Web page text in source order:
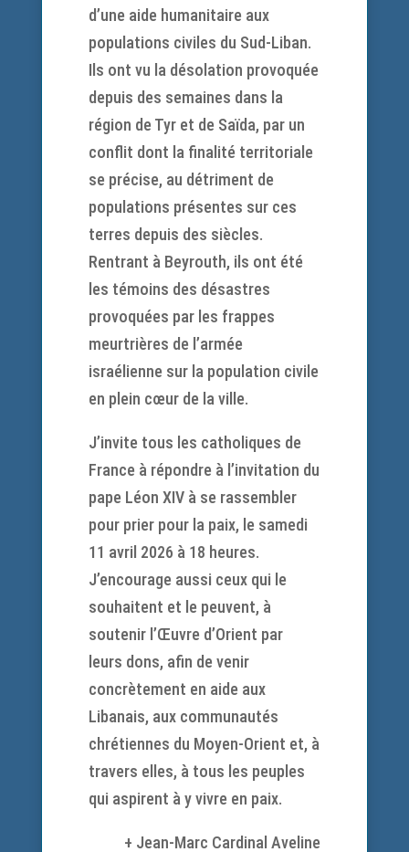
d’une aide humanitaire aux
populations civiles du Sud-Liban.
Ils ont vu la désolation provoquée
depuis des semaines dans la
région de Tyr et de Saïda, par un
conflit dont la finalité territoriale
se précise, au détriment de
populations présentes sur ces
terres depuis des siècles.
Rentrant à Beyrouth, ils ont été
les témoins des désastres
provoquées par les frappes
meurtrières de l’armée
israélienne sur la population civile
en plein cœur de la ville.
J’invite tous les catholiques de
France à répondre à l’invitation du
pape Léon XIV à se rassembler
pour prier pour la paix, le samedi
11 avril 2026 à 18 heures.
J’encourage aussi ceux qui le
souhaitent et le peuvent, à
soutenir l’Œuvre d’Orient par
leurs dons, afin de venir
concrètement en aide aux
Libanais, aux communautés
chrétiennes du Moyen-Orient et, à
travers elles, à tous les peuples
qui aspirent à y vivre en paix.
+ Jean-Marc Cardinal Aveline